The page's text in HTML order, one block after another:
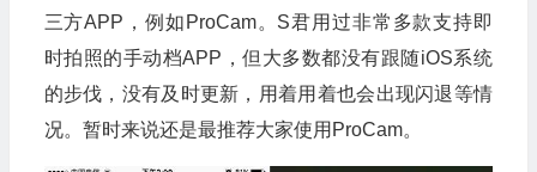
三方APP，例如ProCam。S君用过非常多款支持即
时拍照的手动档APP，但大多数都没有跟随iOS系统
的步伐，没有及时更新，用着用着也会出现闪退等情
况。暂时来说还是最推荐大家使用ProCam。